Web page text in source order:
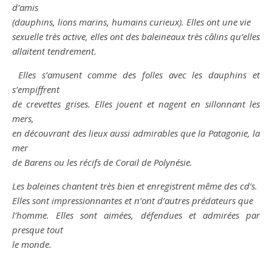
d’amis
(dauphins, lions marins, humains curieux). Elles ont une vie
sexuelle très active, elles ont des baleineaux très câlins qu’elles
allaitent tendrement.
Elles s’amusent comme des folles avec les dauphins et
s’empiffrent
de crevettes grises. Elles jouent et nagent en sillonnant les
mers,
en découvrant des lieux aussi admirables que la Patagonie, la
mer
de Barens ou les récifs de Corail de Polynésie.
Les baleines chantent très bien et enregistrent même des cd’s.
Elles sont impressionnantes et n’ont d’autres prédateurs que
l’homme. Elles sont aimées, défendues et admirées par
presque tout
le monde.